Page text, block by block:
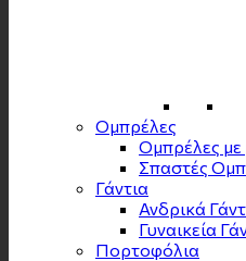
Ομπρέλες
Ομπρέλες με
Σπαστές
Γάντια
Ανδρικά
Γυναικεία
Πορτοφόλια